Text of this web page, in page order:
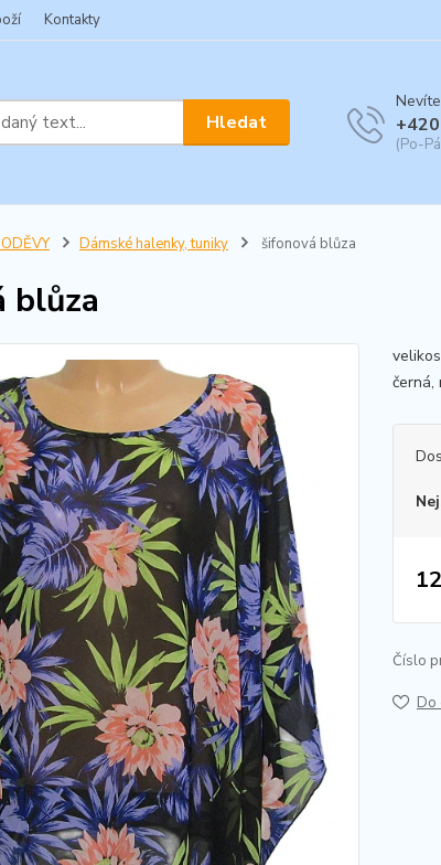
Kontakty
Hledat
(Po-
Dámské halenky, tuniky šifonová blůza
blůza
černá,
Číslo
Do